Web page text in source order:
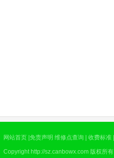
网站首页 免责声明 维修点查询 收费标准
Copyright http://sz.canbowx.com 版权所有